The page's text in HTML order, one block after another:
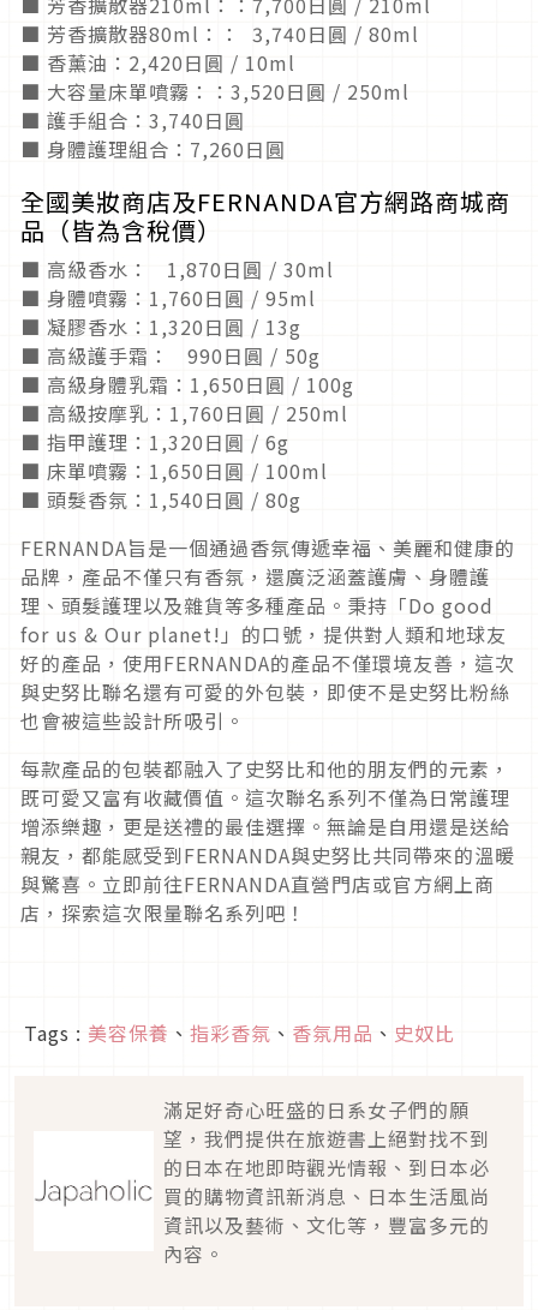
■ 芳香擴散器80ml：： 3,740日圓 / 80ml
■ 香薰油：2,420日圓 / 10ml
■ 大容量床單噴霧：：3,520日圓 / 250ml
■ 護手組合：3,740日圓
■ 身體護理組合：7,260日圓
全國美妝商店及FERNANDA官方網路商城商
品（皆為含稅價）
■ 高級香水： 1,870日圓 / 30ml
■ 身體噴霧：1,760日圓 / 95ml
■ 凝膠香水：1,320日圓 / 13g
■ 高級護手霜： 990日圓 / 50g
■ 高級身體乳霜：1,650日圓 / 100g
■ 高級按摩乳：1,760日圓 / 250ml
■ 指甲護理：1,320日圓 / 6g
■ 床單噴霧：1,650日圓 / 100ml
■ 頭髮香氛：1,540日圓 / 80g
FERNANDA旨是一個通過香氛傳遞幸福、美麗和健康的
品牌，產品不僅只有香氛，還廣泛涵蓋護膚、身體護
理、頭髮護理以及雜貨等多種產品。秉持「Do good
for us & Our planet!」的口號，提供對人類和地球友
好的產品，使用FERNANDA的產品不僅環境友善，這次
與史努比聯名還有可愛的外包裝，即使不是史努比粉絲
也會被這些設計所吸引。
每款產品的包裝都融入了史努比和他的朋友們的元素，
既可愛又富有收藏價值。這次聯名系列不僅為日常護理
增添樂趣，更是送禮的最佳選擇。無論是自用還是送給
親友，都能感受到FERNANDA與史努比共同帶來的溫暖
與驚喜。立即前往FERNANDA直營門店或官方網上商
店，探索這次限量聯名系列吧！
Tags : 美容保養 、 指彩香氛 、 香氛用品 、 史奴比
滿足好奇心旺盛的日系女子們的願
望，我們提供在旅遊書上絕對找不到
的日本在地即時觀光情報、到日本必
買的購物資訊新消息、日本生活風尚
資訊以及藝術、文化等，豐富多元的
內容。